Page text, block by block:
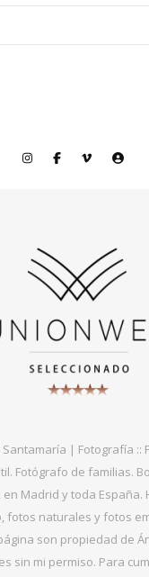
Santamaría | Fotografía ::
Fotógrafo de familias.
Madrid y toda España.
fotos naturales y fotos
son propiedad de
sin mi permiso. Para